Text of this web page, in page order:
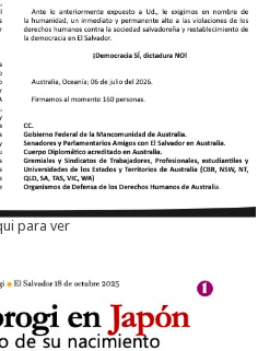
para ver